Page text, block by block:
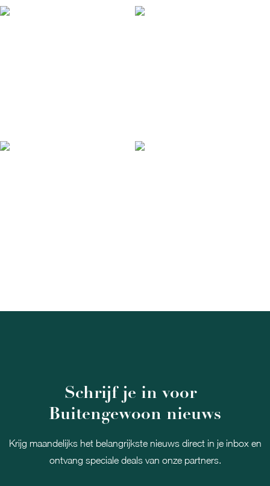
Schrijf je in voor
Buitengewoon nieuws
Krijg maandelijks het belangrijkste nieuws direct in je inbox en
ontvang speciale deals van onze partners.